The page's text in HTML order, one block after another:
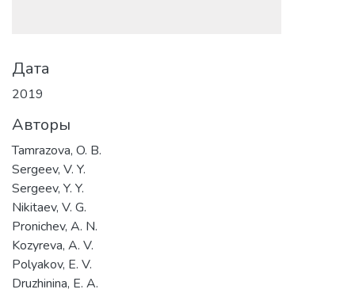
Дата
2019
Авторы
Tamrazova, O. B.
Sergeev, V. Y.
Sergeev, Y. Y.
Nikitaev, V. G.
Pronichev, A. N.
Kozyreva, A. V.
Polyakov, E. V.
Druzhinina, E. A.